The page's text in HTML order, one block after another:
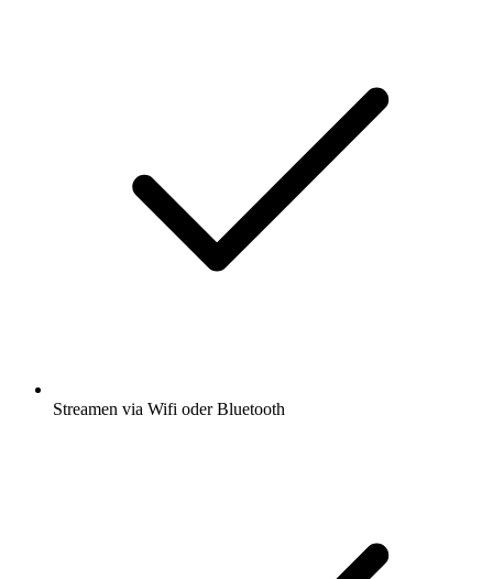
Streamen via Wifi oder Bluetooth